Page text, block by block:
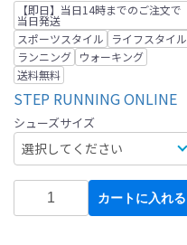
【即日】当日14時までのご注文で
当日発送
スポーツスタイル
ライフスタイル
ランニング ウォーキング
送料無料
STEP RUNNING ONLINE
シューズサイズ
カートに入れる